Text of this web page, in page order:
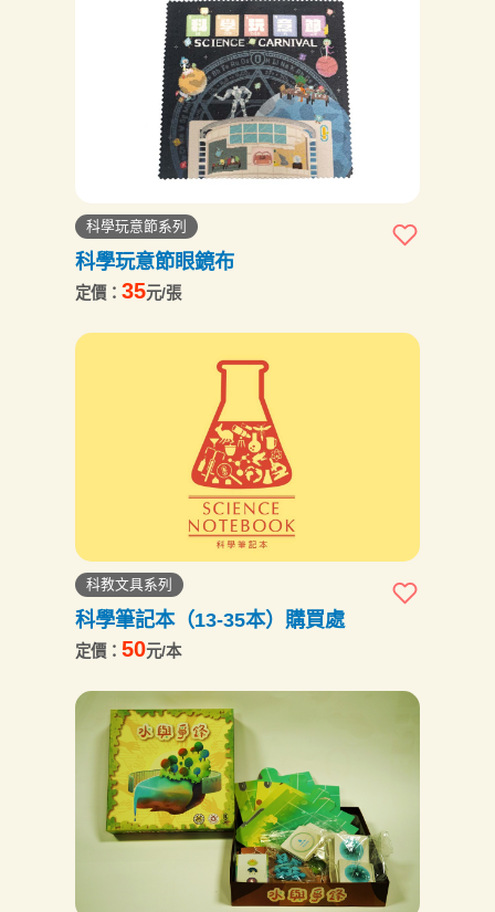
科學玩意節系列
科學玩意節眼鏡布
定價：35元/張
科教文具系列
科學筆記本（13-35本）購買處
定價：50元/本